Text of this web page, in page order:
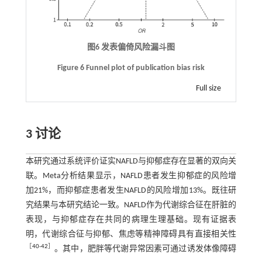
图6 发表偏倚风险漏斗图
Figure 6 Funnel plot of publication bias risk
Full size
3 讨论
本研究通过系统评价证实NAFLD与抑郁症存在显著的双向关
联。Meta分析结果显示，NAFLD患者发生抑郁症的风险增
加21%，而抑郁症患者发生NAFLD的风险增加13%。既往研
究结果与本研究结论一致。NAFLD作为代谢综合征在肝脏的
表现，与抑郁症存在共同的病理生理基础。现有证据表
明，代谢综合征与抑郁、焦虑等精神障碍具有直接相关性
40-42
。其中，肥胖等代谢异常因素可通过诱发体像障碍